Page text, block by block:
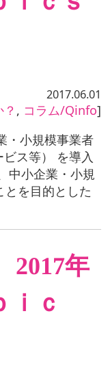
2017.06.01
, コラム/Qinfo]
・小規模事業者
ス等） を導入
中小企業・小規
を目的とした
年
ｉｃ